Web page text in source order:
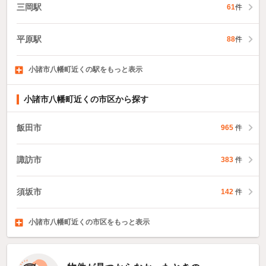
三岡駅 61件
平原駅 88件
美里駅41件
東小諸駅65件
乙女駅62件
小諸市八幡町近くの駅をもっと表示
小諸市八幡町近くの市区から探す
飯田市 965 件
諏訪市 383 件
須坂市 142 件
伊那市422件
駒ヶ根市169件
中野市82件
小諸市八幡町近くの市区をもっと表示